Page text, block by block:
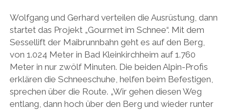
Wolfgang und Gerhard verteilen die Ausrüstung, dann
startet das Projekt „Gourmet im Schnee“. Mit dem
Sessellift der Maibrunnbahn geht es auf den Berg,
von 1.024 Meter in Bad Kleinkirchheim auf 1.760
Meter in nur zwölf Minuten. Die beiden Alpin-Profis
erklären die Schneeschuhe, helfen beim Befestigen,
sprechen über die Route. „Wir gehen diesen Weg
entlang, dann hoch über den Berg und wieder runter